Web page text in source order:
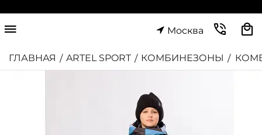
Москва
ГЛАВНАЯ / ARTEL SPORT / КОМБИНЕЗОНЫ /